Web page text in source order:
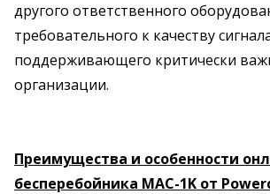
другого ответственного
требовательного к качеству
поддерживающего критически
организации.
Преимущества и особенности
бесперебойника MAC-1K от